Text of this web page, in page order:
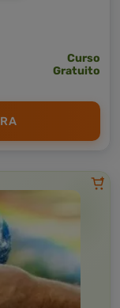
Curso
Gratuito